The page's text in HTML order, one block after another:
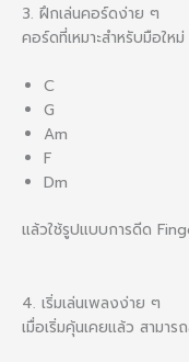
3. ฝึกเล่นคอร์ดง่าย ๆ
คอร์ดที่เหมาะสำหรับมือใหม่
C
G
Am
F
Dm
แล้วใช้รูปแบบการดีด
4. เริ่มเล่นเพลงง่าย ๆ
เมื่อเริ่มคุ้นเคยแล้ว สามา